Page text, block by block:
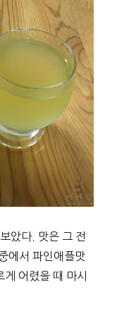
았다. 맛은 그 전
에서 파인애플맛
어렸을 때 마시